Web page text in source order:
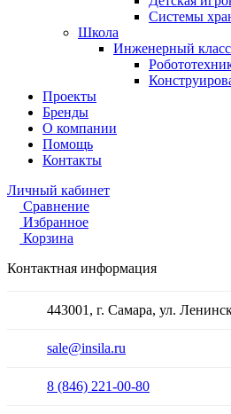
Системы
Школа
Инженерный класс
Проекты
Бренды
О компании
Помощь
Контакты
Личный кабинет
Сравнение
Избранное
Корзина
Контактная информация
443001, г. Самара, ул.
sale@insila.ru
8 (846) 221-00-80